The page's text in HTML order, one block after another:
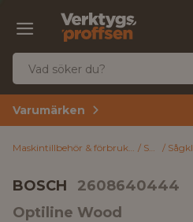
Varumärken
Maskintillbehör & förbrukning Såga Sågklingor
BOSCH
2608640444
Optiline Wood